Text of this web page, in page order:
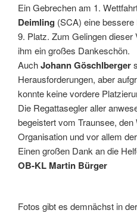
Ein Gebrechen am 1.
Deimling (SCA) eine
9. Platz. Zum Gelingen dieser
ihm ein großes Dankeschön.
AuchJohann Göschlberger
Herausforderungen, aber
konnte keine vordere
Die Regattasegler aller
begeistert vom Traunsee,
Organisation und vor allem
Einen großen Dank an die
OB-KL Martin Bürger
Fotos gibt es demnächst in